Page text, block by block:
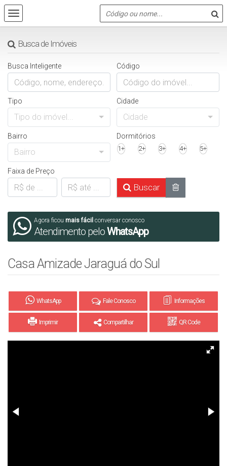
Busca de Imóveis
Busca Inteligente Código
Tipo
Tipo do imóvel...
Cidade
Cidade
Bairro
Bairro
Dormitórios
1+ 2+ 3+ 4+ 5+
Faixa de Preço
Buscar
Agora ficou mais fácil conversar conosco
Atendimento peloWhatsApp
Casa Amizade Jaraguá do Sul
WhatsApp Fale Conosco Informações
Imprimir Compartilhar QR Code